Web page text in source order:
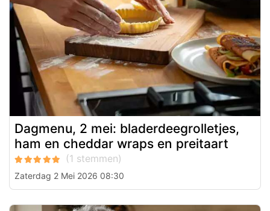
Dagmenu, 2 mei: bladerdeegrolletjes,
ham en cheddar wraps en preitaart
Zaterdag 2 Mei 2026 08:30